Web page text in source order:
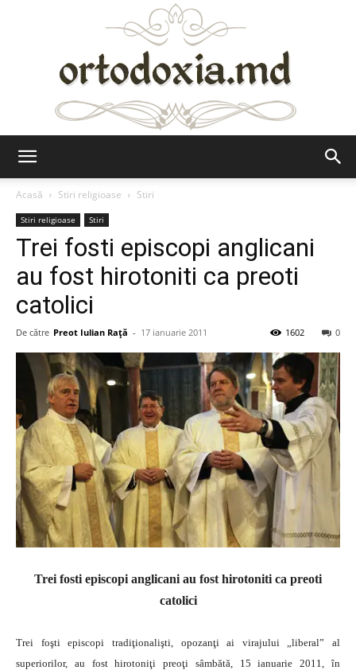
Acasă
Stiri religioase Stiri
Stiri religioase Stiri
Trei fosti episcopi anglicani
au fost hirotoniti ca preoti
catolici
De către Preot Iulian Raţă - 17 ianuarie 2011 0
1602
Trei fosti episcopi anglicani au fost hirotoniti ca preoti
catolici
Trei foşti episcopi tradiţionalişti, opozanţi ai virajului „liberal” al
superiorilor, au fost hirotoniţi preoţi sâmbătă, 15 ianuarie 2011, în